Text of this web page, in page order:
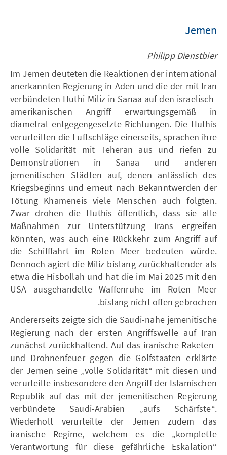
Jemen
Philipp Dienstbier
Im Jemen deuteten die Reaktionen der international
anerkannten Regierung in Aden und die der mit Iran
verbündeten Huthi-Miliz in Sanaa auf den israelisch-
amerikanischen Angriff erwartungsgemäß in
diametral entgegengesetzte Richtungen. Die Huthis
verurteilten die Luftschläge einerseits, sprachen ihre
volle Solidarität mit Teheran aus und riefen zu
Demonstrationen in Sanaa und anderen
jemenitischen Städten auf, denen anlässlich des
Kriegsbeginns und erneut nach Bekanntwerden der
Tötung Khameneis viele Menschen auch folgten.
Zwar drohen die Huthis öffentlich, dass sie alle
Maßnahmen zur Unterstützung Irans ergreifen
könnten, was auch eine Rückkehr zum Angriff auf
die Schifffahrt im Roten Meer bedeuten würde.
Dennoch agiert die Miliz bislang zurückhaltender als
etwa die Hisbollah und hat die im Mai 2025 mit den
USA ausgehandelte Waffenruhe im Roten Meer
bislang nicht offen gebrochen.
Andererseits zeigte sich die Saudi-nahe jemenitische
Regierung nach der ersten Angriffswelle auf Iran
zunächst zurückhaltend. Auf das iranische Raketen-
und Drohnenfeuer gegen die Golfstaaten erklärte
der Jemen seine „volle Solidarität“ mit diesen und
verurteilte insbesondere den Angriff der Islamischen
Republik auf das mit der jemenitischen Regierung
verbündete Saudi-Arabien „aufs Schärfste“.
Wiederholt verurteilte der Jemen zudem das
iranische Regime, welchem es die „komplette
Verantwortung für diese gefährliche Eskalation“